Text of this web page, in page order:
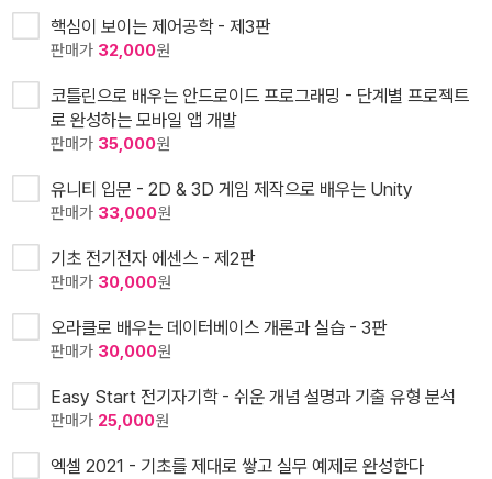
핵심이 보이는 제어공학 - 제3판
판매가 32,000원
코틀린으로 배우는 안드로이드 프로그래밍 - 단계별 프로젝트
로 완성하는 모바일 앱 개발
판매가 35,000원
유니티 입문 - 2D & 3D 게임 제작으로 배우는 Unity
판매가 33,000원
기초 전기전자 에센스 - 제2판
판매가 30,000원
오라클로 배우는 데이터베이스 개론과 실습 - 3판
판매가 30,000원
Easy Start 전기자기학 - 쉬운 개념 설명과 기출 유형 분석
판매가 25,000원
엑셀 2021 - 기초를 제대로 쌓고 실무 예제로 완성한다